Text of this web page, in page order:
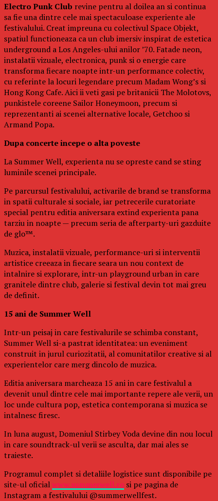
Electro Punk Club revine pentru al doilea an si continua
sa fie una dintre cele mai spectaculoase experiente ale
festivalului. Creat impreuna cu colectivul Space Objekt,
spatiul functioneaza ca un club imersiv inspirat de estetica
underground a Los Angeles-ului anilor ’70. Fatade neon,
instalatii vizuale, electronica, punk si o energie care
transforma fiecare noapte intr-un performance colectiv,
cu referinte la locuri legendare precum Madam Wong’s si
Hong Kong Cafe. Aici ii veti gasi pe britanicii The Molotovs,
punkistele coreene Sailor Honeymoon, precum si
reprezentanti ai scenei alternative locale, Getchoo si
Armand Popa.
Dupa concerte incepe o alta poveste
La Summer Well, experienta nu se opreste cand se sting
luminile scenei principale.
Pe parcursul festivalului, activarile de brand se transforma
in spatii culturale si sociale, iar petrecerile curatoriate
special pentru editia aniversara extind experienta pana
tarziu in noapte — precum seria de afterparty-uri gazduite
de glo™.
Muzica, instalatii vizuale, performance-uri si interventii
artistice creeaza in fiecare seara un nou context de
intalnire si explorare, intr-un playground urban in care
granitele dintre club, galerie si festival devin tot mai greu
de definit.
15 ani de Summer Well
Intr-un peisaj in care festivalurile se schimba constant,
Summer Well si-a pastrat identitatea: un eveniment
construit in jurul curiozitatii, al comunitatilor creative si al
experientelor care merg dincolo de muzica.
Editia aniversara marcheaza 15 ani in care festivalul a
devenit unul dintre cele mai importante repere ale verii, un
loc unde cultura pop, estetica contemporana si muzica se
intalnesc firesc.
In luna august, Domeniul Stirbey Voda devine din nou locul
in care soundtrack-ul verii se asculta, dar mai ales se
traieste.
Programul complet si detaliile logistice sunt disponibile pe
site-ul oficialwww.summerwell.ro si pe pagina de
Instagram a festivalului @summerwellfest.